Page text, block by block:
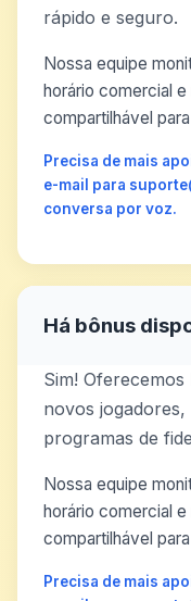
rápido e seguro.
Nossa equipe
horário comercial
compartilhável
Precisa de mais
e-mail para
conversa por voz.
Há bônus
Sim!
novos
programas de
Nossa equipe
horário comercial
compartilhável
Precisa de mais